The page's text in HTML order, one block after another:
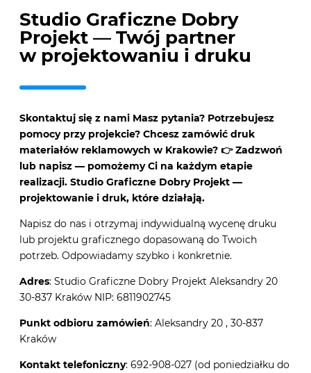
Studio Graficzne Dobry
Projekt — Twój partner
w projektowaniu i druku
Skontaktuj się z nami Masz pytania? Potrzebujesz
pomocy przy projekcie? Chcesz zamówić druk
materiałów reklamowych w Krakowie? 👉 Zadzwoń
lub napisz — pomożemy Ci na każdym etapie
realizacji. Studio Graficzne Dobry Projekt —
projektowanie i druk, które działają.
Napisz do nas i otrzymaj indywidualną wycenę druku
lub projektu graficznego dopasowaną do Twoich
potrzeb. Odpowiadamy szybko i konkretnie.
Adres: Studio Graficzne Dobry Projekt Aleksandry 20
30-837 Kraków NIP: 6811902745
Punkt odbioru zamówień: Aleksandry 20 , 30-837
Kraków
Kontakt telefoniczny: 692-908-027 (od poniedziałku do